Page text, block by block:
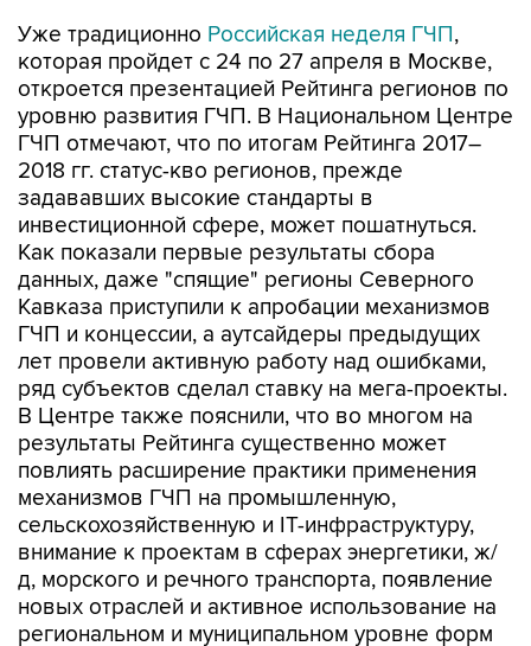
Уже традиционно Российская неделя ГЧП,
которая пройдет с 24 по 27 апреля в Москве,
откроется презентацией Рейтинга регионов по
уровню развития ГЧП. В Национальном Центре
ГЧП отмечают, что по итогам Рейтинга 2017–
2018 гг. статус-кво регионов, прежде
задававших высокие стандарты в
инвестиционной сфере, может пошатнуться.
Как показали первые результаты сбора
данных, даже "спящие" регионы Северного
Кавказа приступили к апробации механизмов
ГЧП и концессии, а аутсайдеры предыдущих
лет провели активную работу над ошибками,
ряд субъектов сделал ставку на мега-проекты.
В Центре также пояснили, что во многом на
результаты Рейтинга существенно может
повлиять расширение практики применения
механизмов ГЧП на промышленную,
сельскохозяйственную и IT-инфраструктуру,
внимание к проектам в сферах энергетики, ж/
д, морского и речного транспорта, появление
новых отраслей и активное использование на
региональном и муниципальном уровне форм